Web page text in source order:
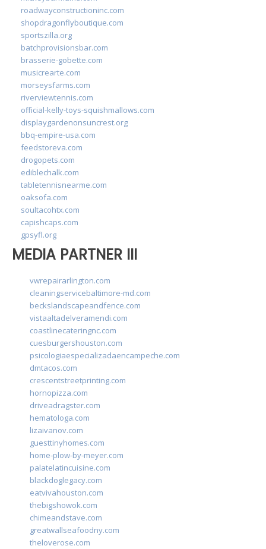
roadwayconstructioninc.com
shopdragonflyboutique.com
sportszilla.org
batchprovisionsbar.com
brasserie-gobette.com
musicrearte.com
morseysfarms.com
riverviewtennis.com
official-kelly-toys-squishmallows.com
displaygardenonsuncrest.org
bbq-empire-usa.com
feedstoreva.com
drogopets.com
ediblechalk.com
tabletennisnearme.com
oaksofa.com
soultacohtx.com
capishcaps.com
gpsyfl.org
MEDIA PARTNER III
vwrepairarlington.com
cleaningservicebaltimore-md.com
beckslandscapeandfence.com
vistaaltadelveramendi.com
coastlinecateringnc.com
cuesburgershouston.com
psicologiaespecializadaencampeche.com
dmtacos.com
crescentstreetprinting.com
hornopizza.com
driveadragster.com
hematologa.com
lizaivanov.com
guesttinyhomes.com
home-plow-by-meyer.com
palatelatincuisine.com
blackdoglegacy.com
eatvivahouston.com
thebigshowok.com
chimeandstave.com
greatwallseafoodny.com
theloverose.com